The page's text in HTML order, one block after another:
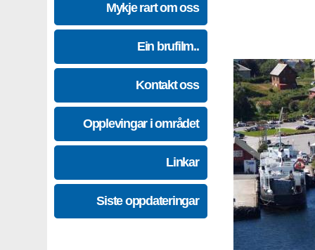
Mykje rart om oss
Ein brufilm..
Kontakt oss
Opplevingar i området
Linkar
Siste oppdateringar